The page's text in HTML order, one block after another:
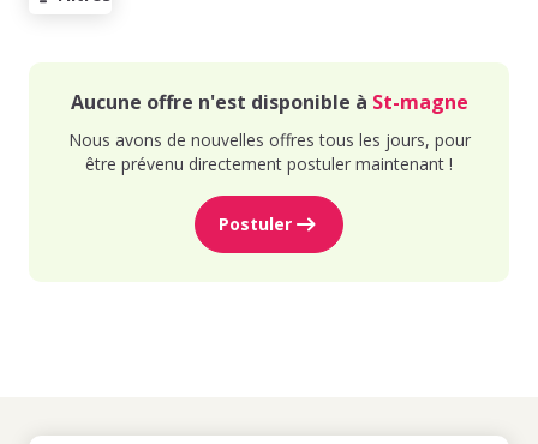
Aucune offre n'est disponible à St-magne
Nous avons de nouvelles offres tous les jours, pour
être prévenu directement postuler maintenant !
Postuler